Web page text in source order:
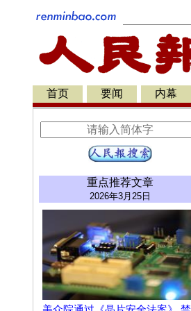
首页 要闻 内幕
重点推荐文章
2026年3月25日